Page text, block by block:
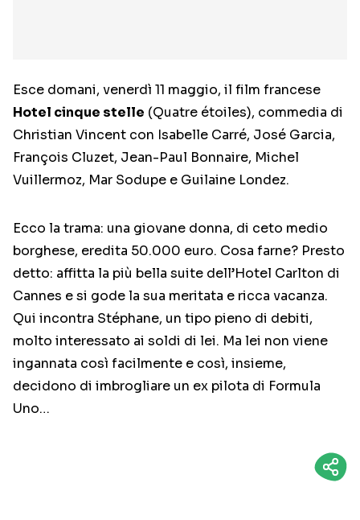
Esce domani, venerdì 11 maggio, il film francese
Hotel cinque stelle (Quatre étoiles), commedia di
Christian Vincent con Isabelle Carré, José Garcia,
François Cluzet, Jean-Paul Bonnaire, Michel
Vuillermoz, Mar Sodupe e Guilaine Londez.
Ecco la trama: una giovane donna, di ceto medio
borghese, eredita 50.000 euro. Cosa farne? Presto
detto: affitta la più bella suite dell’Hotel Carlton di
Cannes e si gode la sua meritata e ricca vacanza.
Qui incontra Stéphane, un tipo pieno di debiti,
molto interessato ai soldi di lei. Ma lei non viene
ingannata così facilmente e così, insieme,
decidono di imbrogliare un ex pilota di Formula
Uno…